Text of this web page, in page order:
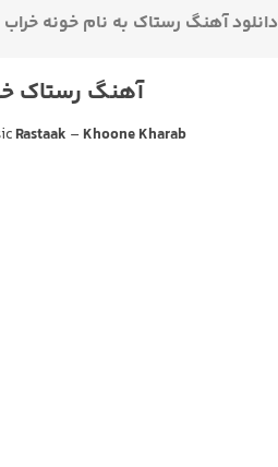
دانلود آهنگ رستاک به نام خونه خراب
آهنگ رستاک
Rastaak – Khoone Kharab